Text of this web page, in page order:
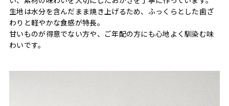
生地は水分を含んだまま焼き上げるため、ふっくらとした歯ざ
わりと軽やかな食感が特長。
甘いものが得意でない方や、ご年配の方にも心地よく馴染む味
わいです。